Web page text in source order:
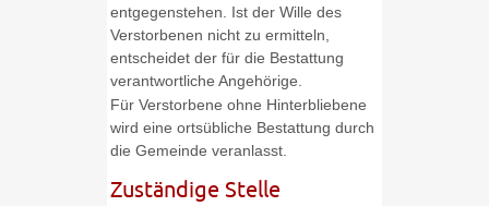
entgegenstehen. Ist der Wille des
Verstorbenen nicht zu ermitteln,
entscheidet der für die Bestattung
verantwortliche Angehörige.
Für Verstorbene ohne Hinterbliebene
wird eine ortsübliche Bestattung durch
die Gemeinde veranlasst.
Zuständige Stelle